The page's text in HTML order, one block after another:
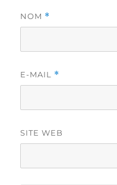
NOM *
E-MAIL *
SITE WEB